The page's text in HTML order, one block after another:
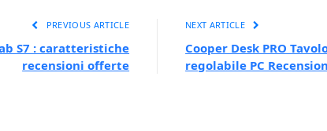
PREVIOUS ARTICLE
S7 : caratteristiche
recensioni offerte
NEXT ARTICLE
Cooper Desk PRO
regolabile PC